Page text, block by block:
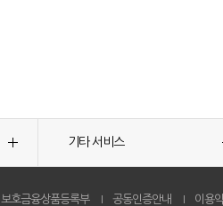
기타 서비스
보호금융상품등록부 공동인증안내 이용